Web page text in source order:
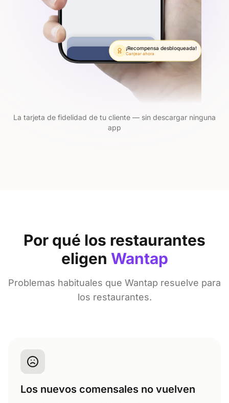
¡Recompensa desbloqueada!
Canjear ahora
La tarjeta de fidelidad de tu cliente — sin descargar ninguna
app
Por qué los restaurantes
eligen Wantap
Problemas habituales que Wantap resuelve para
los restaurantes.
Los nuevos comensales no vuelven